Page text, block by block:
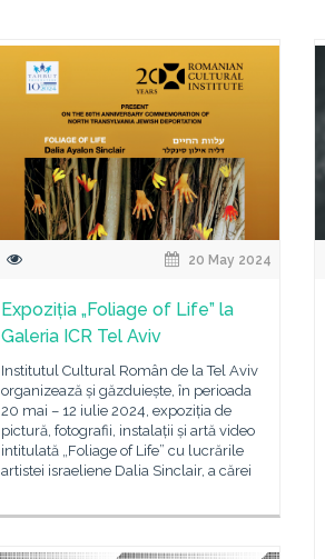
20 May 2024
Expoziția „Foliage of Life” la
Galeria ICR Tel Aviv
Institutul Cultural Român de la Tel Aviv
organizează și găzduiește, în perioada
20 mai – 12 iulie 2024, expoziția de
pictură, fotografii, instalații și artă video
intitulată „Foliage of Life” cu lucrările
artistei israeliene Dalia Sinclair, a cărei